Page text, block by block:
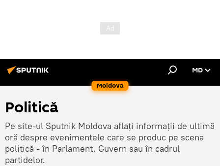
Moldova
MD
Politică
Pe site-ul Sputnik Moldova aflați informații de ultimă
oră despre evenimentele care se produc pe scena
politică - în Parlament, Guvern sau în cadrul
partidelor.